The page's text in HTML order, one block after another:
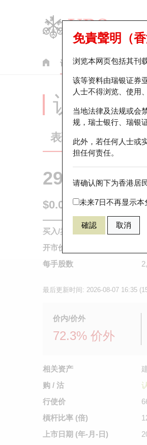
认股证 牛熊证 美股
免責聲明（香
浏览本网页包括其刊
该等资料由瑞银证券
人士不得浏览、使用
当地法律及法规或会
规，瑞士银行、瑞银
此外，若任何人士或
担任何责任。
请确认阁下为香港居
未来7日不再显示本
確認 取消
认股证
表现 街货统计
29594 瑞银
$0.06 0.019 (+46.34%)
买入/卖出价
开市价
每手股数
最后更新时间: 2026-08-07 16:35
价内/价外
72.3% 价外
相关资产
购 / 沽
行使价
槓杆比率 (倍)
上市日期 (年-月-日)